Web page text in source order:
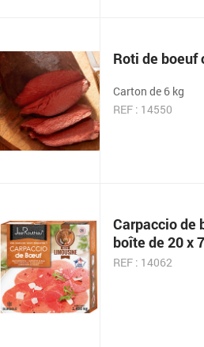
Roti de boeuf
Carton de 6 kg
REF : 14550
Carpaccio de
boîte de 20 x
REF : 14062